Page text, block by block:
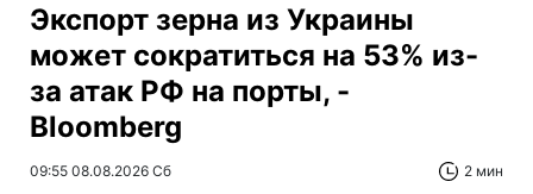
Экспорт зерна из Украины
может сократиться на 53% из-
за атак РФ на порты, -
Bloomberg
09:55 08.08.2026 Сб 2 мин